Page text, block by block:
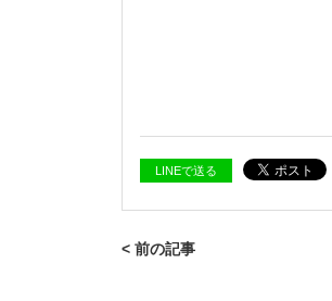
LINEで送る
< 前の記事